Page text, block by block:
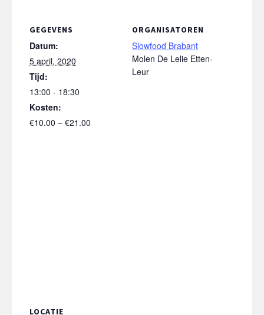
GEGEVENS
Datum:
5 april, 2020
Tijd:
13:00 - 18:30
Kosten:
€10.00 – €21.00
ORGANISATOREN
Slowfood Brabant
Molen De Lelie Etten-
Leur
LOCATIE